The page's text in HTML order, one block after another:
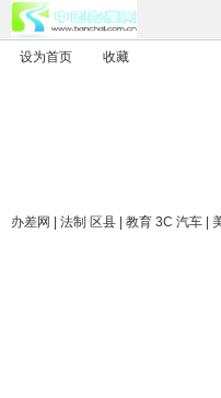
设为首页 收藏
办差网 | 法制 区县 | 教育 3C 汽车 |